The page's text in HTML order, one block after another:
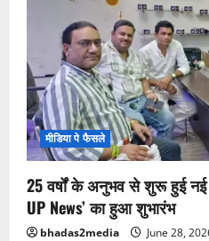
मीडिया पे फैसले
25 वर्षों के अनुभव से शुरू हुई
UP News’ का हुआ शुभारंभ
bhadas2media June 28,